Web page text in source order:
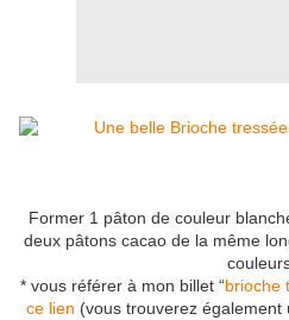
Former 1 pâton de couleur
deux pâtons cacao de la même
* vous référer à mon billet “brioche
ce lien (vous trouverez